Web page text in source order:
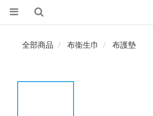
全部商品 布衞生巾 布護墊